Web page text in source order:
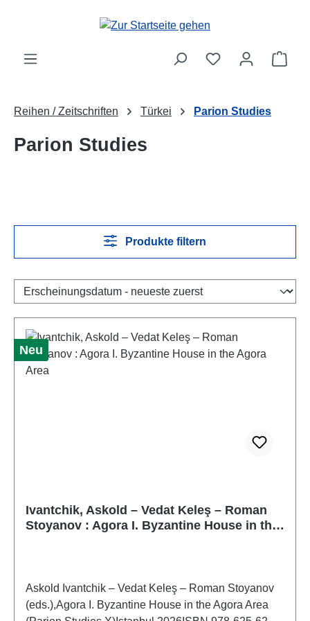
Zum Hauptinhalt springen
Reihen / Zeitschriften Türkei Parion Studies
Parion Studies
Produkte filtern
Neu
Ivantchik, Askold – Vedat Keleş – Roman
Stoyanov : Agora I. Byzantine House in the
Askold Ivantchik – Vedat Keleş – Roman Stoyanov
(eds.),Agora I. Byzantine House in the Agora Area